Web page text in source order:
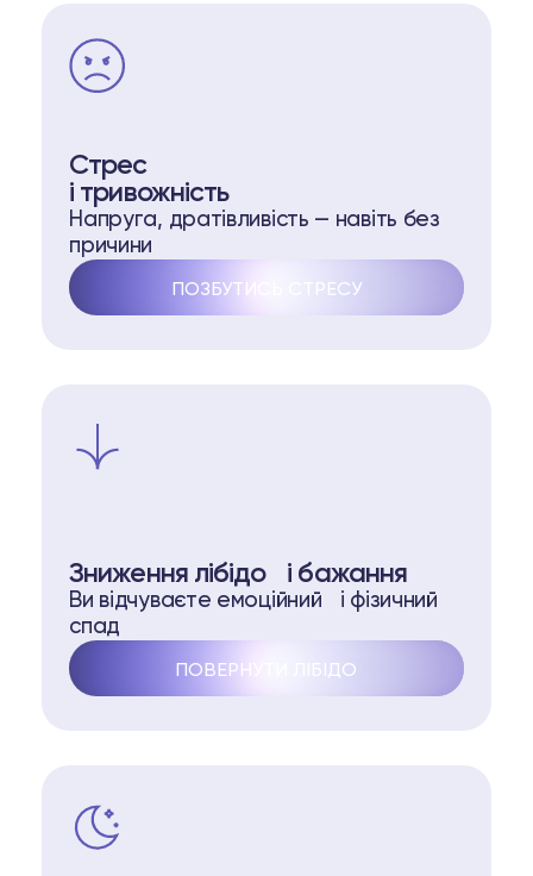
Стрес
і тривожність
Напруга, дратівливість — навіть без
причини
ПОЗБУТИСЬ СТРЕСУ
Зниження лібідо і бажання
Ви відчуваєте емоційний і фізичний
спад
ПОВЕРНУТИ ЛІБІДО